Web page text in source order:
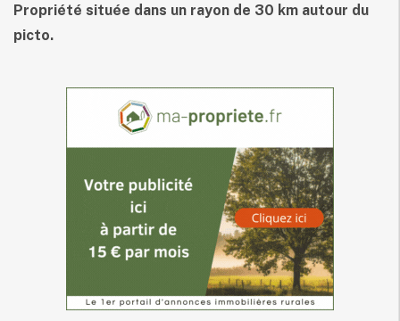
Propriété située dans un rayon de 30 km autour du
picto.